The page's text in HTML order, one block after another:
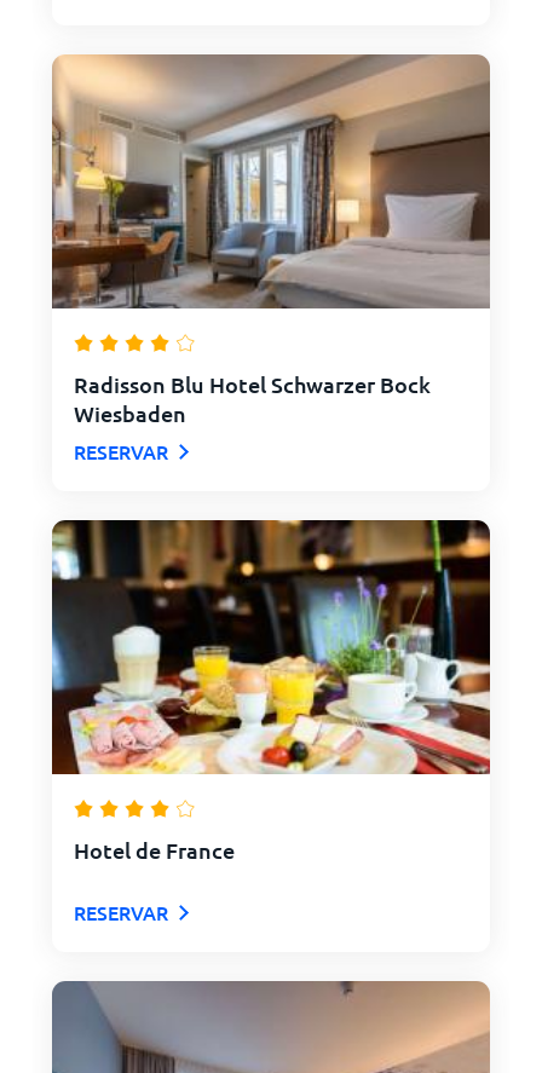
Radisson Blu Hotel Schwarzer Bock
Wiesbaden
RESERVAR
Hotel de France
RESERVAR